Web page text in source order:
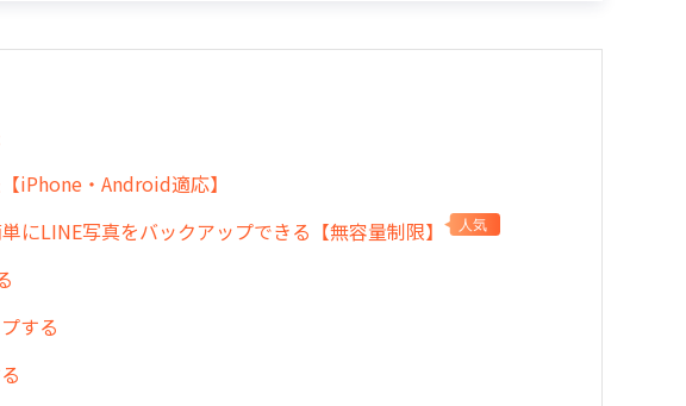
iPhone・Android適応】
にLINE写真をバックアップできる【無容量制限】
人気
する